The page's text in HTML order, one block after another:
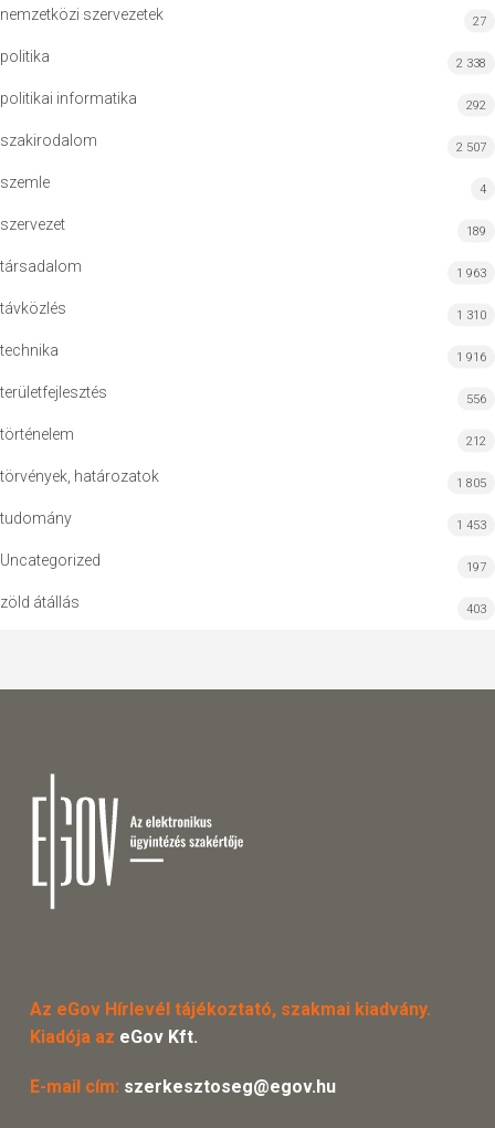
nemzetközi szervezetek 27
politika 2 338
politikai informatika 292
szakirodalom 2 507
szemle 4
szervezet 189
társadalom 1 963
távközlés 1 310
technika 1 916
területfejlesztés 556
történelem 212
törvények, határozatok 1 805
tudomány 1 453
Uncategorized 197
zöld átállás 403
Az eGov Hírlevél tájékoztató, szakmai kiadvány.
Kiadója az eGov Kft.
E-mail cím: szerkesztoseg@egov.hu